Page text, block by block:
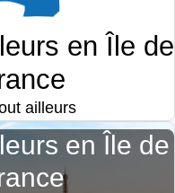
en Île de
ailleurs
en Île de